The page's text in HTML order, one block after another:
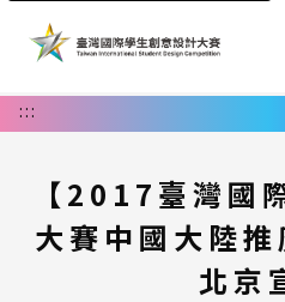
:::
【2017臺灣國
大賽中國大陸
北京